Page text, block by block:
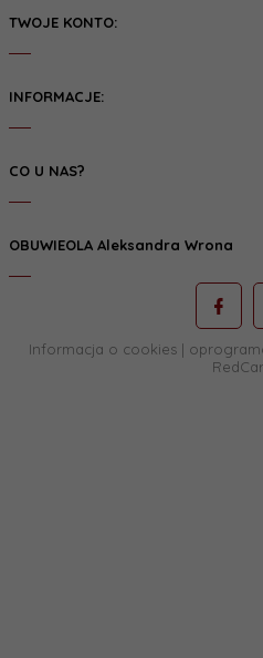
TWOJE KONTO:
INFORMACJE:
CO U NAS?
OBUWIEOLA Aleksandra Wrona
Informacja o cookies|